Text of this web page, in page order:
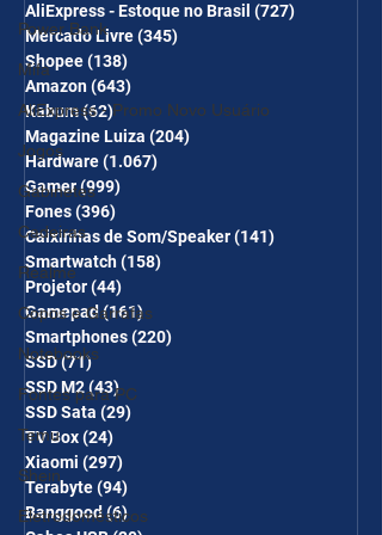
Power Bank
Mifa
AliExpress - Promo Novo Usuário
Jogos
Gabinetes
Cadeiras
Realme
Copos e Garrafas
Notebooks
Fontes para PC
Temu
Shein
Eletrodomésticos
COMBO
AliExpress - Estoque no Brasil (727)
Mercado Livre(345)
Shopee(138)
Amazon(643)
Kabum(62)62 posts
Magazine Luiza (204)
Hardware(1.067)
Gamer(999)
Fones(396)
Caixinhas de Som/Speaker(141)
Smartwatch(158)
Projetor(44)
Gamepad (161)161 posts
Smartphones(220)
SSD(71)71 posts
SSD M2(43)43 posts
SSD Sata (29)
TV Box(24)
Xiaomi (297)
Terabyte(94)
Banggood(6)6 posts